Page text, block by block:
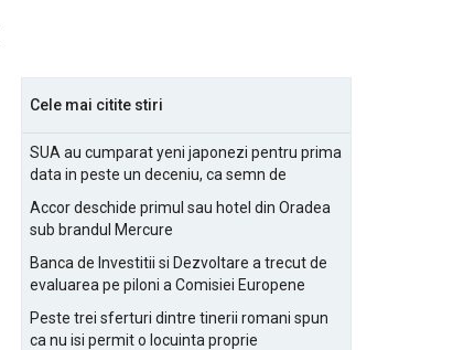
Cele mai citite stiri
SUA au cumparat yeni japonezi pentru prima
data in peste un deceniu, ca semn de
Accor deschide primul sau hotel din Oradea
sub brandul Mercure
Banca de Investitii si Dezvoltare a trecut de
evaluarea pe piloni a Comisiei Europene
Peste trei sferturi dintre tinerii romani spun
ca nu isi permit o locuinta proprie